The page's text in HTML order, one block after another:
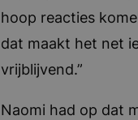
hoop reacties
dat maakt het net
vrijblijvend.”
Naomi had op dat